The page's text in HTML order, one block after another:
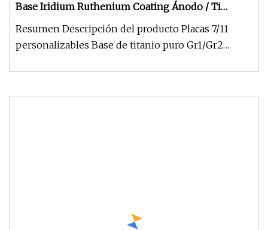
Base Iridium Ruthenium Coating Ánodo / Ti
Electrodo
Resumen Descripción del producto Placas 7/11
personalizables Base de titanio puro Gr1/Gr2